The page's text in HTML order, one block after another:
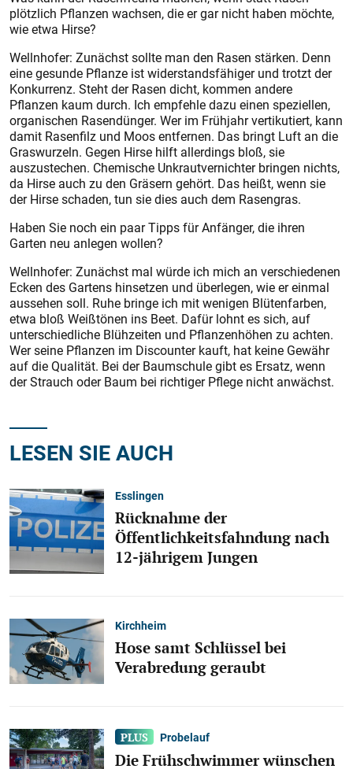
plötzlich Pflanzen wachsen, die er gar nicht haben möchte,
wie etwa Hirse?
Wellnhofer: Zunächst sollte man den Rasen stärken. Denn
eine gesunde Pflanze ist widerstandsfähiger und trotzt der
Konkurrenz. Steht der Rasen dicht, kommen andere
Pflanzen kaum durch. Ich empfehle dazu einen speziellen,
organischen Rasendünger. Wer im Frühjahr vertikutiert, kann
damit Rasenfilz und Moos entfernen. Das bringt Luft an die
Graswurzeln. Gegen Hirse hilft allerdings bloß, sie
auszustechen. Chemische Unkrautvernichter bringen nichts,
da Hirse auch zu den Gräsern gehört. Das heißt, wenn sie
der Hirse schaden, tun sie dies auch dem Rasengras.
Haben Sie noch ein paar Tipps für Anfänger, die ihren
Garten neu anlegen wollen?
Wellnhofer: Zunächst mal würde ich mich an verschiedenen
Ecken des Gartens hinsetzen und überlegen, wie er einmal
aussehen soll. Ruhe bringe ich mit wenigen Blütenfarben,
etwa bloß Weißtönen ins Beet. Dafür lohnt es sich, auf
unterschiedliche Blühzeiten und Pflanzenhöhen zu achten.
Wer seine Pflanzen im Discounter kauft, hat keine Gewähr
auf die Qualität. Bei der Baumschule gibt es Ersatz, wenn
der Strauch oder Baum bei richtiger Pflege nicht anwächst.
LESEN SIE AUCH
Esslingen
Rücknahme der
Öffentlichkeitsfahndung nach
12-jährigem Jungen
Kirchheim
Hose samt Schlüssel bei
Verabredung geraubt
Probelauf
Die Frühschwimmer wünschen